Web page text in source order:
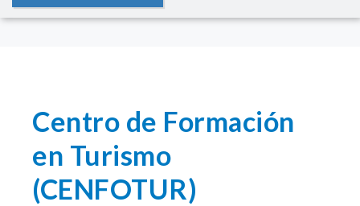
Centro de Formación
en Turismo
(CENFOTUR)